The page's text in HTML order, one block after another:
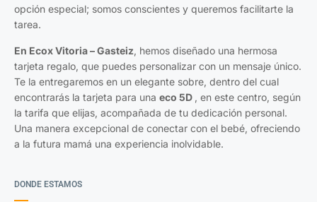
opción especial; somos conscientes y queremos facilitarte la
tarea.
En Ecox Vitoria – Gasteiz, hemos diseñado una hermosa
tarjeta regalo, que puedes personalizar con un mensaje único.
Te la entregaremos en un elegante sobre, dentro del cual
encontrarás la tarjeta para una eco 5D , en este centro, según
la tarifa que elijas, acompañada de tu dedicación personal.
Una manera excepcional de conectar con el bebé, ofreciendo
a la futura mamá una experiencia inolvidable.
DONDE ESTAMOS